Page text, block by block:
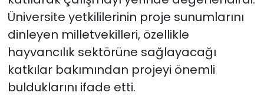
Üniversite yetkililerinin proje sunumlarını
dinleyen milletvekilleri, özellikle
hayvancılık sektörüne sağlayacağı
katkılar bakımından projeyi önemli
bulduklarını ifade etti.